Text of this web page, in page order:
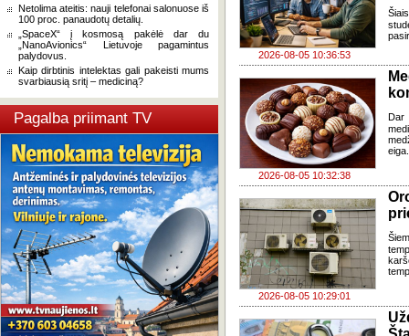
Netolima ateitis: nauji telefonai salonuose iš
100 proc. panaudotų detalių.
„SpaceX“ į kosmosą pakėlė dar du
„NanoAvionics“ Lietuvoje pagamintus
palydovus.
Kaip dirbtinis intelektas gali pakeisti mums
svarbiausią sritį – mediciną?
Pagalba priimant TV
2026-08-05 10:36:53
2026-08-05 10:32:38
Dar
2026-08-05 10:29:01